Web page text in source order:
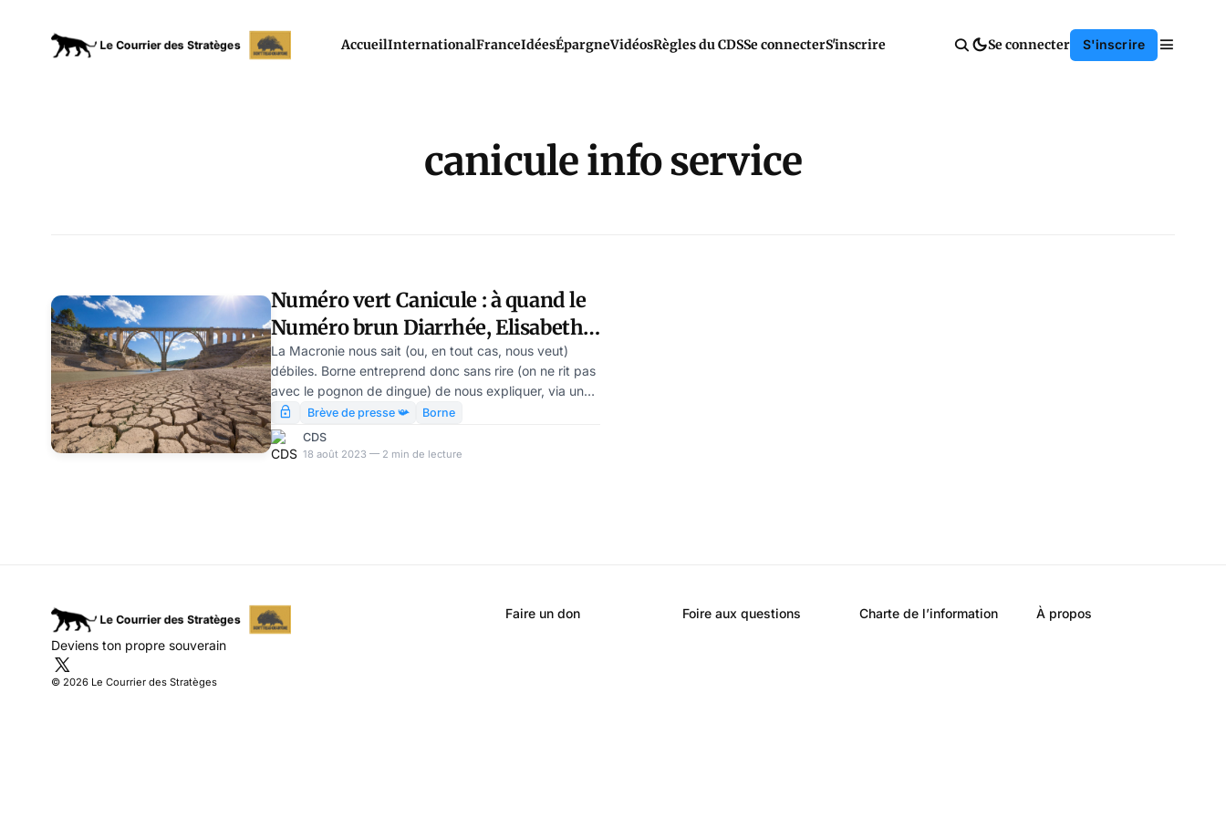
AccueilInternationalFranceIdéesÉpargneVidéosRègles du CDSSe connecterS'inscrire Se connecter S'inscrire
canicule info service
Numéro vert Canicule : à quand le
Numéro brun Diarrhée, Elisabeth ?
par Modeste Schwartz
La Macronie nous sait (ou, en tout cas, nous veut)
débiles. Borne entreprend donc sans rire (on ne rit pas
avec le pognon de dingue) de nous expliquer, via un
numéro vert « Canicule Info service », ce qu’il faut faire
quand on a chaud.
Brève de presse 📯
Borne
CDS
18 août 2023 — 2 min de lecture
Deviens ton propre souverain
© 2026 Le Courrier des Stratèges
Faire un don Foire aux questions Charte de l’information À propos